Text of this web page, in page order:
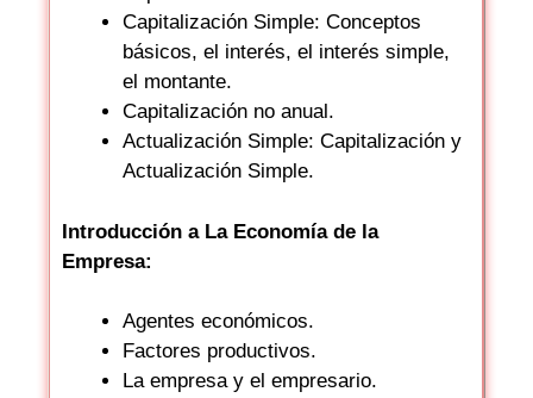
Capitalización Simple: Conceptos
básicos, el interés, el interés simple,
el montante.
Capitalización no anual.
Actualización Simple: Capitalización y
Actualización Simple.
Introducción a La Economía de la
Empresa:
Agentes económicos.
Factores productivos.
La empresa y el empresario.